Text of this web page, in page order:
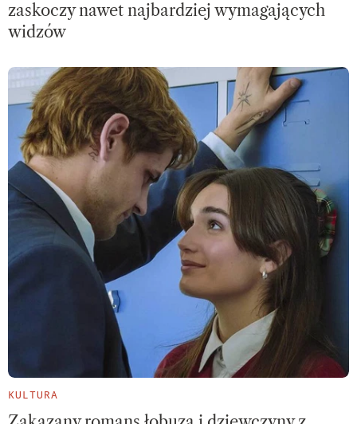
zaskoczy nawet najbardziej wymagających
widzów
KULTURA